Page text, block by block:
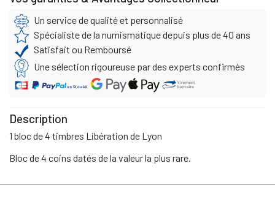
Un service de qualité et personnalisé
Spécialiste de la numismatique depuis plus de 40 ans
Satisfait ou Remboursé
Une sélection rigoureuse par des experts confirmés
Description
1 bloc de 4 timbres Libération de Lyon
Bloc de 4 coins datés de la valeur la plus rare.